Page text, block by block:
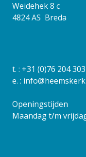
Weidehek 8 c
4824 AS Breda
t. : +31 (0)76 204
e. :
Openingstijden
Maandag t/m